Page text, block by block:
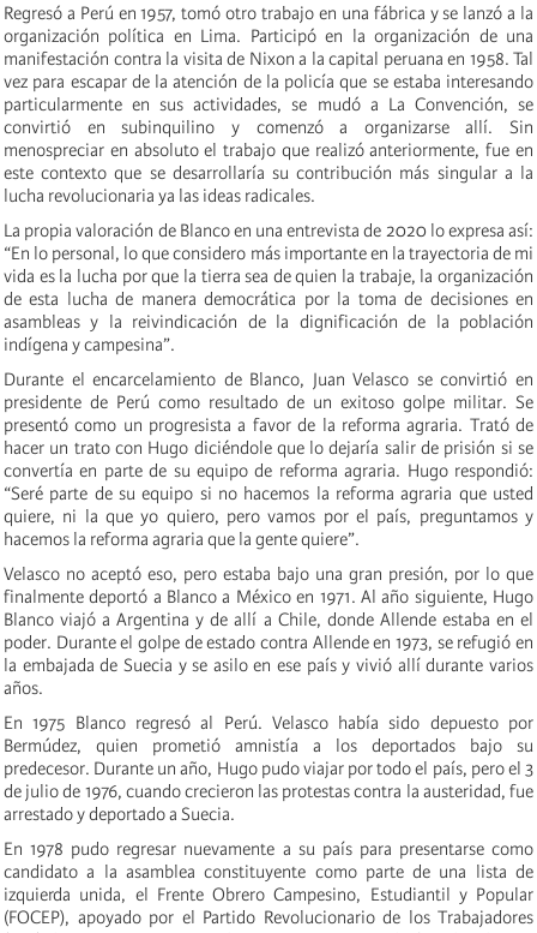
Regresó a Perú en 1957, tomó otro trabajo en una fábrica y se lanzó a la
organización política en Lima. Participó en la organización de una
manifestación contra la visita de Nixon a la capital peruana en 1958. Tal
vez para escapar de la atención de la policía que se estaba interesando
particularmente en sus actividades, se mudó a La Convención, se
convirtió en subinquilino y comenzó a organizarse allí. Sin
menospreciar en absoluto el trabajo que realizó anteriormente, fue en
este contexto que se desarrollaría su contribución más singular a la
lucha revolucionaria ya las ideas radicales.
La propia valoración de Blanco en una entrevista de 2020 lo expresa así:
“En lo personal, lo que considero más importante en la trayectoria de mi
vida es la lucha por que la tierra sea de quien la trabaje, la organización
de esta lucha de manera democrática por la toma de decisiones en
asambleas y la reivindicación de la dignificación de la población
indígena y campesina”.
Durante el encarcelamiento de Blanco, Juan Velasco se convirtió en
presidente de Perú como resultado de un exitoso golpe militar. Se
presentó como un progresista a favor de la reforma agraria. Trató de
hacer un trato con Hugo diciéndole que lo dejaría salir de prisión si se
convertía en parte de su equipo de reforma agraria. Hugo respondió:
“Seré parte de su equipo si no hacemos la reforma agraria que usted
quiere, ni la que yo quiero, pero vamos por el país, preguntamos y
hacemos la reforma agraria que la gente quiere”.
Velasco no aceptó eso, pero estaba bajo una gran presión, por lo que
finalmente deportó a Blanco a México en 1971. Al año siguiente, Hugo
Blanco viajó a Argentina y de allí a Chile, donde Allende estaba en el
poder. Durante el golpe de estado contra Allende en 1973, se refugió en
la embajada de Suecia y se asilo en ese país y vivió allí durante varios
años.
En 1975 Blanco regresó al Perú. Velasco había sido depuesto por
Bermúdez, quien prometió amnistía a los deportados bajo su
predecesor. Durante un año, Hugo pudo viajar por todo el país, pero el 3
de julio de 1976, cuando crecieron las protestas contra la austeridad, fue
arrestado y deportado a Suecia.
En 1978 pudo regresar nuevamente a su país para presentarse como
candidato a la asamblea constituyente como parte de una lista de
izquierda unida, el Frente Obrero Campesino, Estudiantil y Popular
(FOCEP), apoyado por el Partido Revolucionario de los Trabajadores